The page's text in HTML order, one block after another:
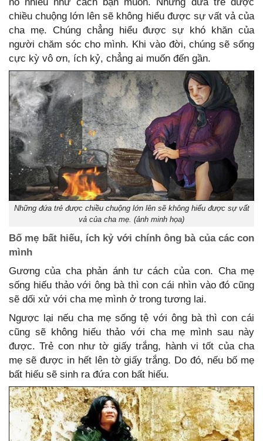
chiều chuộng lớn lên sẽ không hiểu được sự vất vả của
cha mẹ. Chúng chẳng hiểu được sự khó khăn của
người chăm sóc cho mình. Khi vào đời, chúng sẽ sống
cực kỳ vô ơn, ích kỷ, chẳng ai muốn đến gần.
Những đứa trẻ được chiều chuộng lớn lên sẽ không hiểu được sự vất
vả của cha mẹ. (ảnh minh họa)
Bố mẹ bất hiếu, ích kỷ với chính ông bà của các con
mình
Gương của cha phản ánh tư cách của con. Cha mẹ
sống hiếu thảo với ông bà thì con cái nhìn vào đó cũng
sẽ dối xử với cha mẹ mình ở trong tương lai.
Ngược lại nếu cha mẹ sống tệ với ông bà thì con cái
cũng sẽ không hiếu thảo với cha mẹ mình sau này
được. Trẻ con như tờ giấy trắng, hành vi tốt của cha
mẹ sẽ được in hết lên tờ giấy trắng. Do đó, nếu bố mẹ
bất hiếu sẽ sinh ra đứa con bất hiếu.